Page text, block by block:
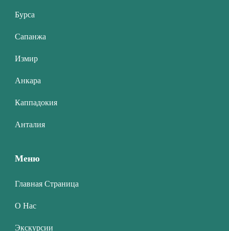
Бурса
Сапанжа
Измир
Анкара
Каппадокия
Анталия
Меню
Главная Страница
О Нас
Экскурсии